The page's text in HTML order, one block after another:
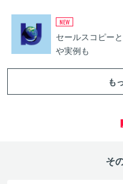
セールスコピー
や実例も
も
そ